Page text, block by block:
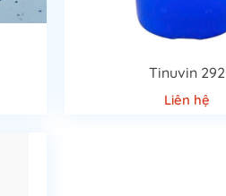
Tinuvin 292
Liên hệ